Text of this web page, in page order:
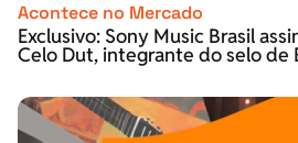
Acontece no Mercado
Exclusivo: Sony Music Brasil
Celo Dut, integrante do selo de